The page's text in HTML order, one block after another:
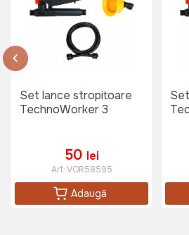
Set lance stropitoare
TechnoWorker 3
50 lei
Art:VOR58595
Adaugă